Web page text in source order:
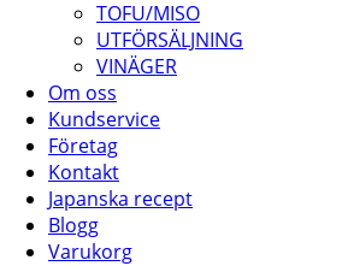
TOFU/MISO
UTFÖRSÄLJNING
VINÄGER
Om oss
Kundservice
Företag
Kontakt
Japanska recept
Blogg
Varukorg